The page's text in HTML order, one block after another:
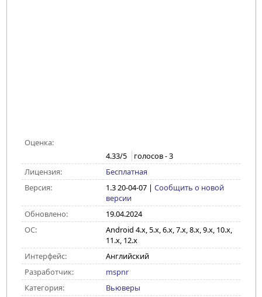
Оценка:
4.33/5 голосов -3
Лицензия:
Бесплатная
Версия:
1.3 20-04-07| Сообщить о новой
версии
Обновлено:
19.04.2024
ОС:
Android 4.x, 5.x, 6.x, 7.x, 8.x, 9.x, 10.x,
11.x, 12.x
Интерфейс:
Английский
Разработчик:
mspnr
Категория:
Вьюверы